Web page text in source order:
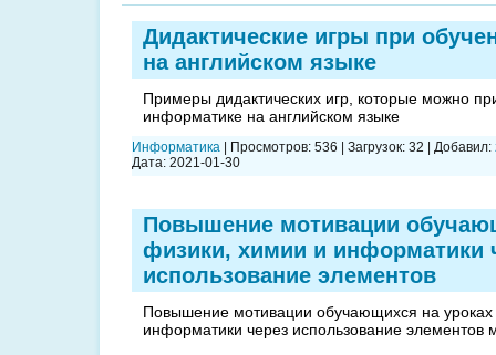
Дидактические игры при
на английском языке
Примеры дидактических игр, которые можно
информатике на английском языке
Информатика Просмотров: 536 Загрузок: 32 Добавил:
Дата: 2021-01-30
Повышение мотивации
физики, химии и информатики
использование элементов
Повышение мотивации обучающихся на
информатики через использование элементов